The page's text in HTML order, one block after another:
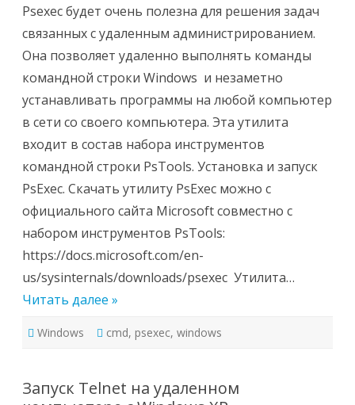
и
примеры
использования
на
удаленном
компьютере
Psexec будет очень полезна для решения задач
связанных с удаленным администрированием.
Она позволяет удаленно выполнять команды
командной строки Windows и незаметно
устанавливать программы на любой компьютер
в сети со своего компьютера. Эта утилита
входит в состав набора инструментов
командной строки PsTools. Установка и запуск
PsExec. Скачать утилиту PsExec можно с
официального сайта Microsoft совместно с
набором инструментов PsTools:
https://docs.microsoft.com/en-
us/sysinternals/downloads/psexec Утилита…
Читать далее »
Windows cmd, psexec, windows
Запуск Telnet на удаленном